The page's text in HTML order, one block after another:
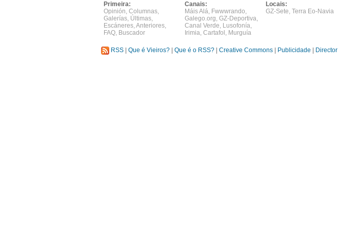
Primeira:
Opinión, Columnas,
Galerías, Últimas,
Escáneres,Anteriores,
FAQ, Buscador
Canais:
Máis Alá, Fwwwrando,
Galego.org, GZ-Deportiva,
Canal Verde, Lusofonía,
Irimia, Cartafol , Murguía
Locais:
GZ-Sete, Terra Eo-Navia
RSS Que é Vieiros? Que é o RSS? Creative Commons Publicidade Director